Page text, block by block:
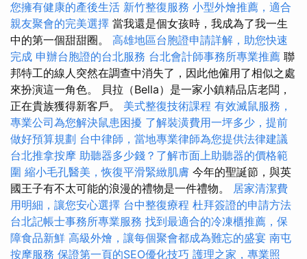
您擁有健康的產後生活 新竹整復服務 小型外燴推薦，適合
親友聚會的完美選擇 當我還是個女孩時，我成為了我一生
中的第一個甜甜圈。 高雄地區台胞證申請詳解，助您快速
完成 申辦台胞證的台北服務 台北會計師事務所專業推薦 聯
邦特工的線人突然在調查中消失了，因此他僱用了相似之處
來扮演這一角色。 貝拉（Bella）是一家小鎮精品店老闆，
正在貴族獲得新客戶。 美式整復技術課程 有效滅鼠服務，
專業公司為您解決鼠患困擾 了解裝潢費用一坪多少，提前
做好預算規劃 台中律師，當地專業律師為您提供法律建議
台北推拿按摩 助聽器多少錢？了解市面上助聽器的價格範
圍 縮小毛孔醫美，恢復平滑緊緻肌膚 今年的聖誕節，與英
國王子有不太可能的浪漫的禮物是一件禮物。 居家清潔費
用明細，讓您安心選擇 台中整復療程 杜拜簽證的申請方法
台北記帳士事務所專業服務 找到最適合的冷凍櫃推薦，保
障食品新鮮 高級外燴，讓每個聚會都成為難忘的盛宴 南屯
按摩服務 保證第一頁的SEO優化技巧 護理之家，專業照